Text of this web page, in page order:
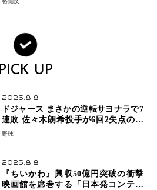
PICK UP
2026.8.8
ドジャース まさかの逆転サヨナラで7
連敗 佐々木朗希投手が6回2失点の力
投も勝利届かず、大谷翔平は好機で悔
野球
2026.8.8
『ちいかわ』興収50億円突破の衝撃
映画館を席巻する「日本発コンテン